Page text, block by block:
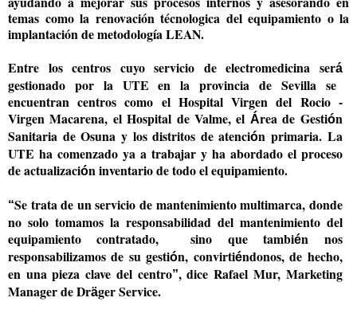
temas como la renovación técnologica del equipamiento o la
implantación de metodología LEAN.
Entre los centros cuyo servicio de electromedicina será
gestionado por la UTE en la provincia de Sevilla se
encuentran centros como el Hospital Virgen del Rocio -
Virgen Macarena, el Hospital de Valme, el Área de Gestión
Sanitaria de Osuna y los distritos de atención primaria. La
UTE ha comenzado ya a trabajar y ha abordado el proceso
de actualización inventario de todo el equipamiento.
“Se trata de un servicio de mantenimiento multimarca, donde
no solo tomamos la responsabilidad del mantenimiento del
equipamiento contratado, sino que también nos
responsabilizamos de su gestión, convirtiéndonos, de hecho,
en una pieza clave del centro”, dice Rafael Mur, Marketing
Manager de Dräger Service.